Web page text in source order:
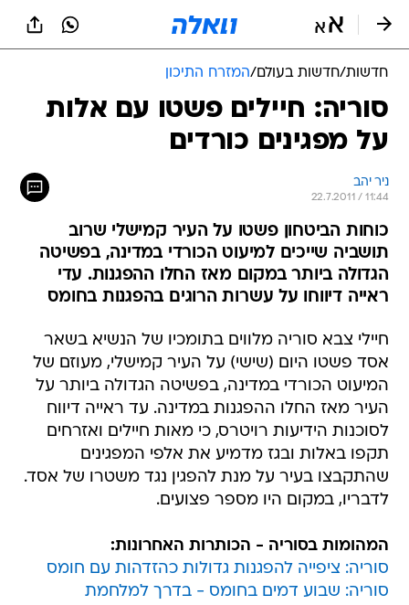
חדשות/חדשות בעולם/המזרח התיכון
סוריה: חיילים פשטו עם אלות
על מפגינים כורדים
ניר יהב
22.7.2011 / 11:44
כוחות הביטחון פשטו על העיר קמישלי שרוב
תושביה שייכים למיעוט הכורדי במדינה, בפשיטה
הגדולה ביותר במקום מאז החלו ההפגנות. עדי
ראייה דיווחו על עשרות הרוגים בהפגנות בחומס
חיילי צבא סוריה מלווים בתומכיו של הנשיא בשאר
אסד פשטו היום (שישי) על העיר קמישלי, מעוזם של
המיעוט הכורדי במדינה, בפשיטה הגדולה ביותר על
העיר מאז החלו ההפגנות במדינה. עד ראייה דיווח
לסוכנות הידיעות רויטרס, כי מאות חיילים ואזרחים
תקפו באלות ובגז מדמיע את אלפי המפגינים
שהתקבצו בעיר על מנת להפגין נגד משטרו של אסד.
לדבריו, במקום היו מספר פצועים.
המהומות בסוריה - הכותרות האחרונות:
סוריה: ציפייה להפגנות גדולות כהזדהות עם חומס
סוריה: שבוע דמים בחומס - בדרך למלחמת